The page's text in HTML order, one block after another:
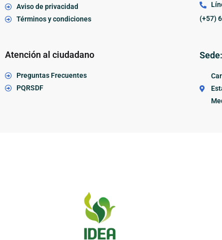
Aviso de privacidad
Términos y condiciones
Atención al ciudadano
Preguntas Frecuentes
PQRSDF
(+57)